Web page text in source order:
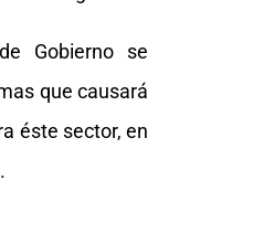
Gobierno se
que causará
éste sector, en